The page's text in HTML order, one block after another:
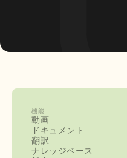
機能
動画
ドキュメント
翻訳
ナレッジベース